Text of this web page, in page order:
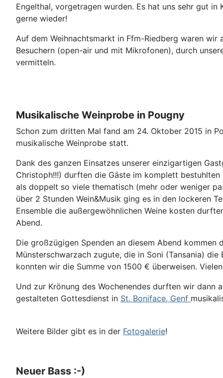
Engelthal, vorgetragen wurden. Es hat uns sehr gut
gerne wieder!
Auf dem Weihnachtsmarkt in Ffm-Riedberg waren
Besuchern (open-air und mit Mikrofonen), durch
vermitteln.
Musikalische Weinprobe in Pougny
Schon zum dritten Mal fand am 24. Oktober 2015 in
musikalische Weinprobe statt.
Dank des ganzen Einsatzes unserer einzigartigen
Christoph!!!) durften die Gäste im komplett bestuhlten
als doppelt so viele thematisch (mehr oder weniger
über 2 Stunden Wein&Musik ging es in den lockeren
Ensemble die außergewöhnlichen Weine kosten
Abend.
Die großzügigen Spenden an diesem Abend kommen
Münsterschwarzach zugute, die in Soni (Tansania)
konnten wir die Summe von 1500 € überweisen.
Und zur Krönung des Wochenendes durften wir dann
gestalteten Gottesdienst in St. Boniface, Genf
Weitere Bilder gibt es in der Fotogalerie!
Neuer Bass :-)